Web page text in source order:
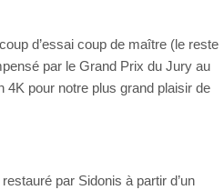
d’essai coup de maître (le reste
par le Grand Prix du Jury au
4K pour notre plus grand plaisir de
par Sidonis à partir d’un